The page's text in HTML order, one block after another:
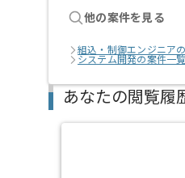
他の案件を見る
組込・制御エンジニア
システム開発の案件一覧
あなたの閲覧履